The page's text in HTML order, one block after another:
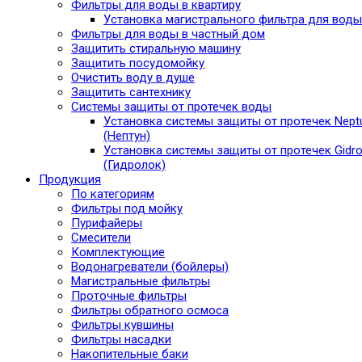
Фильтры для воды в квартиру
Установка магистрального фильтра для воды
Фильтры для воды в частный дом
Защитить стиральную машину
Защитить посудомойку
Очистить воду в душе
Защитить сантехнику
Системы защиты от протечек воды
Установка системы защиты от протечек
(Нептун)
Установка системы защиты от протечек
(Гидролок)
Продукция
По категориям
Фильтры под мойку
Пурифайеры
Смесители
Комплектующие
Водонагреватели (бойлеры)
Магистральные фильтры
Проточные фильтры
Фильтры обратного осмоса
Фильтры кувшины
Фильтры насадки
Накопительные баки